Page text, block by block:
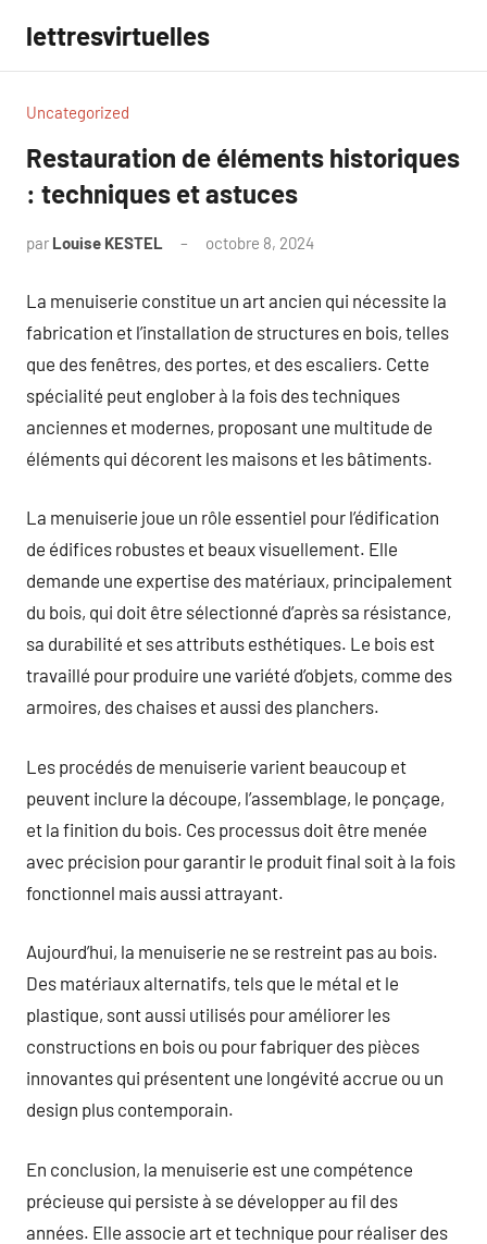
contenu
lettresvirtuelles
Uncategorized
Restauration de éléments historiques
: techniques et astuces
par Louise KESTEL octobre 8, 2024
La menuiserie constitue un art ancien qui nécessite la
fabrication et l’installation de structures en bois, telles
que des fenêtres, des portes, et des escaliers. Cette
spécialité peut englober à la fois des techniques
anciennes et modernes, proposant une multitude de
éléments qui décorent les maisons et les bâtiments.
La menuiserie joue un rôle essentiel pour l’édification
de édifices robustes et beaux visuellement. Elle
demande une expertise des matériaux, principalement
du bois, qui doit être sélectionné d’après sa résistance,
sa durabilité et ses attributs esthétiques. Le bois est
travaillé pour produire une variété d’objets, comme des
armoires, des chaises et aussi des planchers.
Les procédés de menuiserie varient beaucoup et
peuvent inclure la découpe, l’assemblage, le ponçage,
et la finition du bois. Ces processus doit être menée
avec précision pour garantir le produit final soit à la fois
fonctionnel mais aussi attrayant.
Aujourd’hui, la menuiserie ne se restreint pas au bois.
Des matériaux alternatifs, tels que le métal et le
plastique, sont aussi utilisés pour améliorer les
constructions en bois ou pour fabriquer des pièces
innovantes qui présentent une longévité accrue ou un
design plus contemporain.
En conclusion, la menuiserie est une compétence
précieuse qui persiste à se développer au fil des
années. Elle associe art et technique pour réaliser des